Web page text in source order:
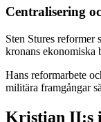
Centralisering
Sten Stures reformer
kronans ekonomiska
Hans reformarbete
militära framgångar
Kristian II:s